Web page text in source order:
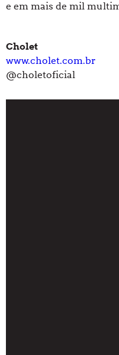
e em mais de mil
Cholet
www.cholet.com.br
@choletoficial